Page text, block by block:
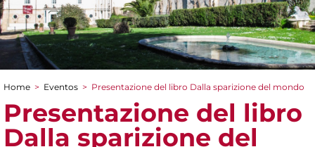
You are here
Home > Eventos > Presentazione del libro Dalla sparizione del mondo
Presentazione del libro
Dalla sparizione del